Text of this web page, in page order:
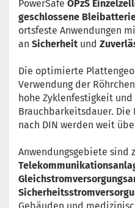
PowerSafe OPzS
geschlossene
ortsfeste Anwendungen
an Sicherheit und
Die optimierte
Verwendung der
hohe Zyklenfestigkeit und
Brauchbarkeitsdauer.
nach DIN werden weit
Anwendungsgebiete sind